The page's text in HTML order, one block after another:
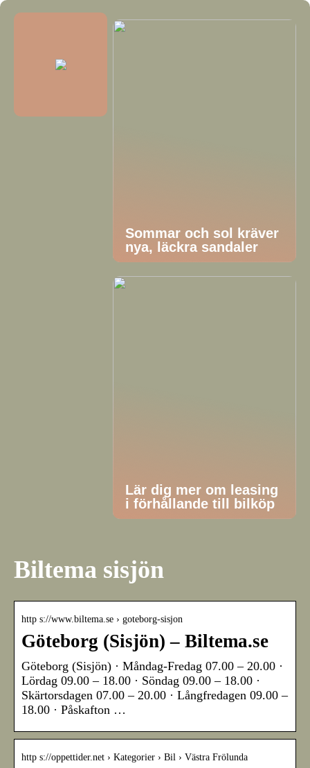
Sommar och sol kräver
nya, läckra sandaler
Lär dig mer om leasing
i förhållande till bilköp
Biltema sisjön
http s://www.biltema.se › goteborg-sisjon
Göteborg (Sisjön) – Biltema.se
Göteborg (Sisjön) · Måndag-Fredag 07.00 – 20.00 ·
Lördag 09.00 – 18.00 · Söndag 09.00 – 18.00 ·
Skärtorsdagen 07.00 – 20.00 · Långfredagen 09.00 –
18.00 · Påskafton …
http s://oppettider.net › Kategorier › Bil › Västra Frölunda